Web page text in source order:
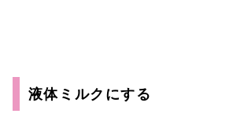
液体ミルクにする